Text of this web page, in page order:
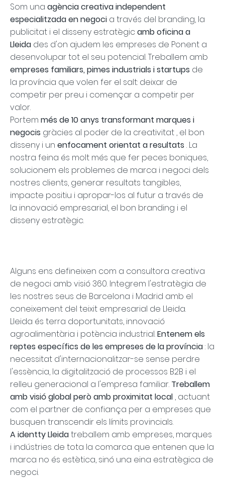
Som unaagència creativa independent
especialitzada en negoci a través del branding, la
publicitat i el disseny estratègicamb oficina a
Lleida des d'on ajudem les empreses de Ponent a
desenvolupar tot el seu potencial. Treballem amb
empreses familiars, pimes industrials i startups de
la província que volen fer el salt: deixar de
competir per preu i començar a competir per
valor.
Portemmés de 10 anys transformant marques i
negocis gràcies al poder de la creativitat, el bon
disseny i unenfocament orientat a resultats . La
nostra feina és molt més que fer peces boniques,
solucionem els problemes de marca i negoci dels
nostres clients, generar resultats tangibles,
impacte positiu i apropar-los al futur a través de
la innovació empresarial, el bon branding i el
disseny estratègic.
Alguns ens defineixen com a consultora creativa
de negoci amb visió 360. Integrem l'estratègia de
les nostres seus de Barcelona i Madrid amb el
coneixement del teixit empresarial de Lleida.
Lleida és terra doportunitats, innovació
agroalimentària i potència industrial.Entenem els
reptes específics de les empreses de la província: la
necessitat d'internacionalitzar-se sense perdre
l'essència, la digitalització de processos B2B i el
relleu generacional a l'empresa familiar. Treballem
amb visió global però amb proximitat local, actuant
com el partner de confiança per a empreses que
busquen transcendir els límits provincials.
A identty Lleidatreballem amb empreses, marques
i indústries de tota la comarca que entenen que la
marca no és estètica, sinó una eina estratègica de
negoci.